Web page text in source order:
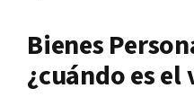
Bienes
¿cuándo es